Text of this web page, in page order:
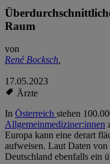
Raum
von
René Bocksch,
17.05.2023
Ärzte
In Österreich stehen
Allgemeinmediziner:innen
Europa kann eine derart
aufweisen. Laut Daten von
Deutschland ebenfalls ein